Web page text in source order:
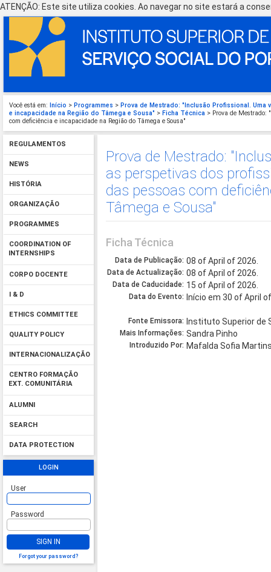
ATENÇÃO: Este site utiliza cookies. Ao navegar no site estará a
Você está em: Início > Programmes > Prova de Mestrado: "Inclusão Profissional.
e incapacidade na Região do Tâmega e Sousa" > Ficha Técnica > Prova de Mestrado:
com deficiência e incapacidade na Região do Tâmega e Sousa"
REGULAMENTOS
NEWS
HISTÓRIA
ORGANIZAÇÃO
PROGRAMMES
COORDINATION OF
INTERNSHIPS
CORPO DOCENTE
I & D
ETHICS COMMITTEE
QUALITY POLICY
INTERNACIONALIZAÇÃO
CENTRO FORMAÇÃO
EXT. COMUNITÁRIA
ALUMNI
SEARCH
DATA PROTECTION
LOGIN
User
Password
SIGN IN
Forgot your password?
Prova de Mestrado:
as perspetivas dos
das pessoas com
Tâmega e Sousa"
Ficha Técnica
Data de Publicação: 08 of April of 2026.
Data de Actualização: 08 of April of 2026.
Data de Caducidade: 15 of April of 2026.
Data do Evento: Início em 30 of April
Fonte Emissora: Instituto Superior de
Mais Informações: Sandra Pinho
Introduzido Por: Mafalda Sofia